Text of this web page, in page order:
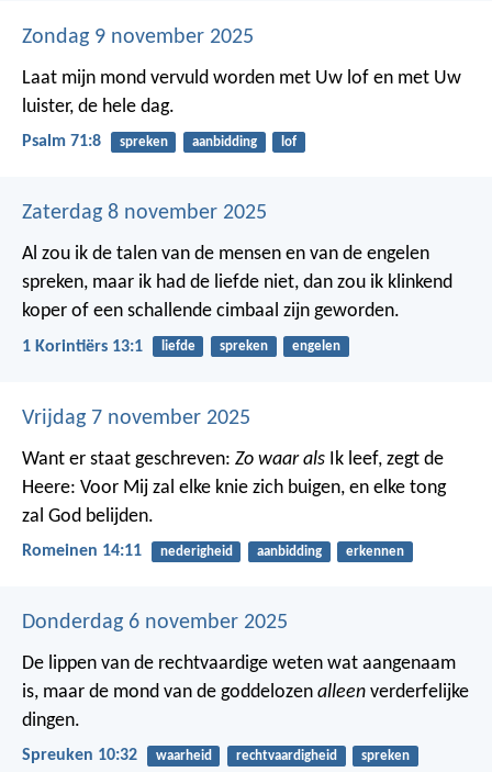
Zondag 9 november 2025
Laat mijn mond vervuld worden met Uw lof en met Uw
luister, de hele dag.
Psalm 71:8 spreken aanbidding lof
Zaterdag 8 november 2025
Al zou ik de talen van de mensen en van de engelen
spreken, maar ik had de liefde niet, dan zou ik klinkend
koper of een schallende cimbaal zijn geworden.
1 Korintiërs 13:1 liefde spreken engelen
Vrijdag 7 november 2025
Want er staat geschreven: Zo waar als Ik leef, zegt de
Heere: Voor Mij zal elke knie zich buigen, en elke tong
zal God belijden.
Romeinen 14:11 nederigheid aanbidding erkennen
Donderdag 6 november 2025
De lippen van de rechtvaardige weten wat aangenaam
is, maar de mond van de goddelozen alleen verderfelijke
dingen.
Spreuken 10:32 waarheid rechtvaardigheid spreken